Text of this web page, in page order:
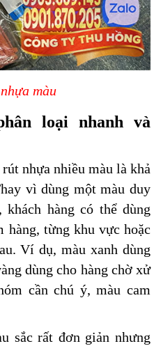
màu
loại nhanh và
nhựa nhiều màu là khả
vì dùng một màu duy
hàng có thể dùng
hàng, từng khu vực hoặc
Ví dụ, màu xanh dùng
dùng cho hàng chờ xử
cần chú ý, màu cam
sắc rất đơn giản nhưng